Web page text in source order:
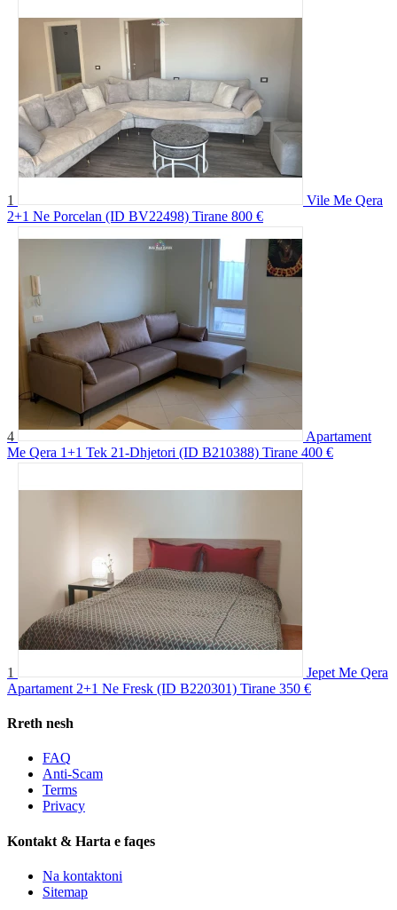
1
Vile Me Qera
2+1 Ne Porcelan (ID BV22498) Tirane 800 €
4
Apartament
Me Qera 1+1 Tek 21-Dhjetori (ID B210388) Tirane 400 €
1
Jepet Me Qera
Apartament 2+1 Ne Fresk (ID B220301) Tirane 350 €
Rreth nesh
FAQ
Anti-Scam
Terms
Privacy
Kontakt & Harta e faqes
Na kontaktoni
Sitemap